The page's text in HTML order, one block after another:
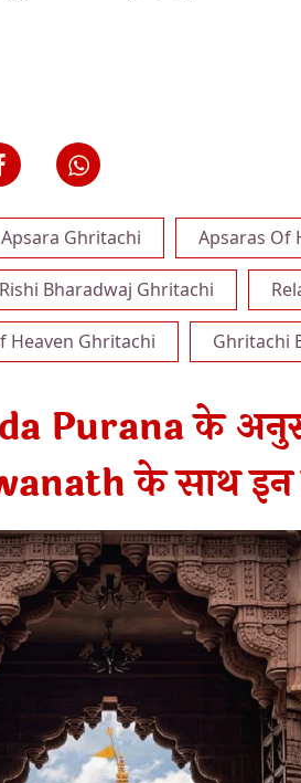
Apsara Ghritachi Apsaras Of
Bharadwaj Ghritachi
Heaven Ghritachi Ghritachi
Purana के
के साथ इन